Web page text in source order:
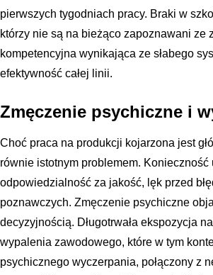
pierwszych tygodniach pracy. Braki w
którzy nie są na bieżąco zapoznawani
kompetencyjna wynikająca ze słabego
efektywność całej linii.
Zmęczenie psychiczne i
Choć praca na produkcji kojarzona jest
równie istotnym problemem.
odpowiedzialność za jakość, lęk przed
poznawczych. Zmęczenie psychiczne
decyzyjnością. Długotrwała ekspozycja
wypalenia zawodowego, które w tym
psychicznego wyczerpania, połączony z